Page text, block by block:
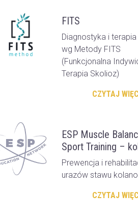
FITS
Diagnostyka i
wg Metody FITS
(Funkcjonalna
Terapia Skolioz)
CZYTAJ
ESP Muscle
Sport Training –
Prewencja i
urazów stawu
CZYTAJ